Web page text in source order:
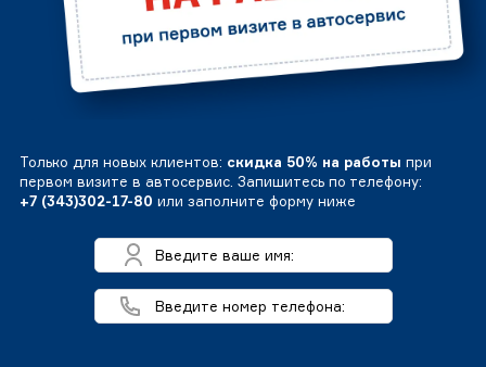
Только для новых клиентов: скидка 50% на работы при
первом визите в автосервис. Запишитесь по телефону:
+7 (343)302-17-80 или заполните форму ниже